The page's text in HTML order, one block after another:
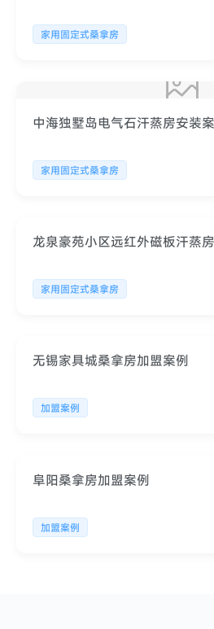
家用固定式桑拿房
中海独墅岛电气石汗蒸房安装
家用固定式桑拿房
龙泉豪苑小区远红外磁板汗蒸
家用固定式桑拿房
无锡家具城桑拿房加盟案例
加盟案例
阜阳桑拿房加盟案例
加盟案例